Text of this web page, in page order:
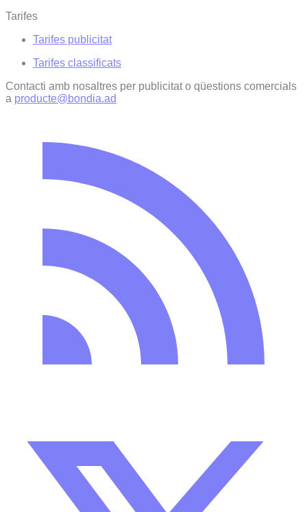
Tarifes
Tarifes publicitat
Tarifes classificats
Contacti amb nosaltres per publicitat o qüestions comercials
a producte@bondia.ad